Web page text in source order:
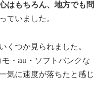
はもちろん、地方でも問
ていました。
くつか見られました。
・au・ソフトバンクな
気に速度が落ちたと感じ